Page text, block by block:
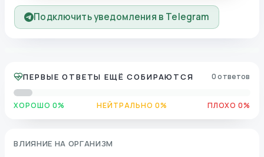
Подключить уведомления в Telegram
ПЕРВЫЕ ОТВЕТЫ ЕЩЁ СОБИРАЮТСЯ 0 ответов
ХОРОШО 0% НЕЙТРАЛЬНО 0% ПЛОХО 0%
ВЛИЯНИЕ НА ОРГАНИЗМ